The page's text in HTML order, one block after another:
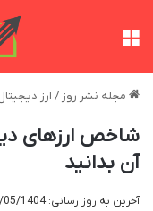
مجله نشر روز / ارز
شاخص ارزهای
آن بدانید
آخرین به روز رسانی: 02/05/1404